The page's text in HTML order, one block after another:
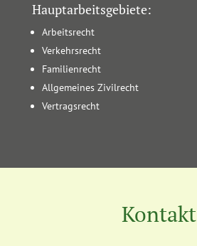
Hauptarbeitsgebiete:
Arbeitsrecht
Verkehrsrecht
Familienrecht
Allgemeines Zivilrecht
Vertragsrecht
Kontakt